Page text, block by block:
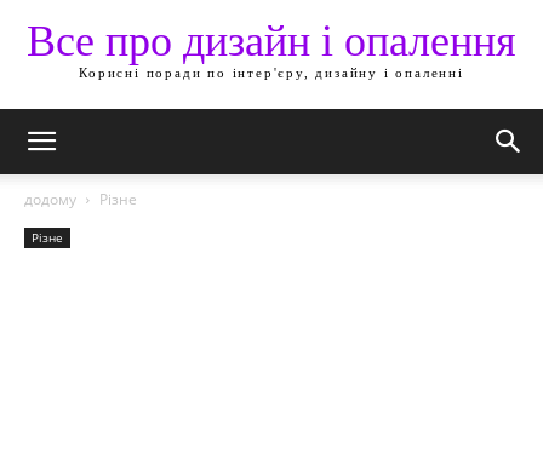
Все про дизайн і опалення
Корисні поради по інтер'єру, дизайну і опаленні
додому Різне
Різне